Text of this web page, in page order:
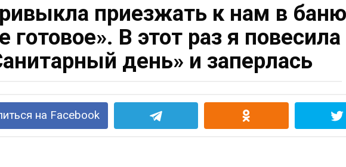
приезжать к нам в
готовое». В этот раз я
день» и заперлась
на Facebook